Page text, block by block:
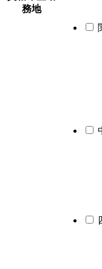
務地